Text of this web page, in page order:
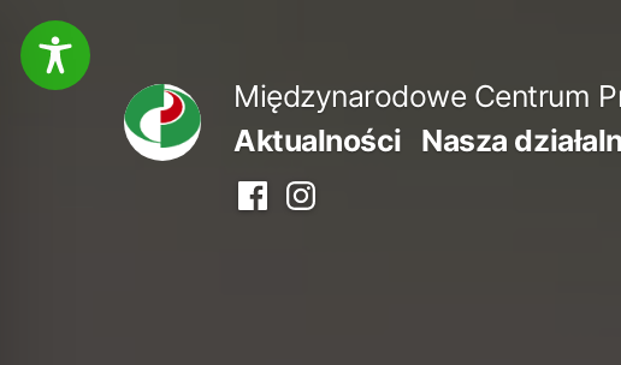
Przejdź
do
Międzynarodowe Centrum
Aktualności Nasza
FacebookInstagram